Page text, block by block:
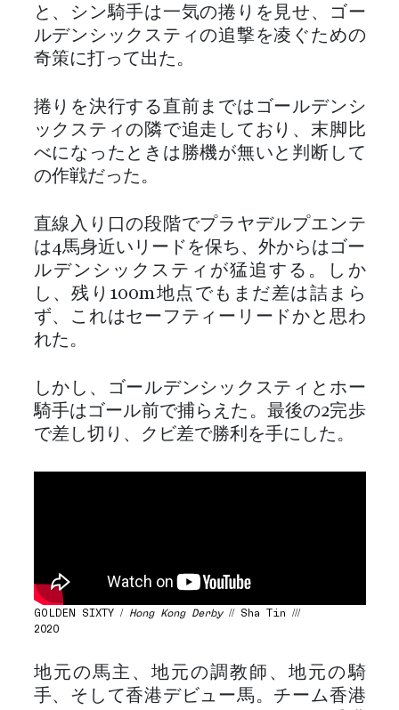
と、シン騎手は一気の捲りを見せ、ゴー
ルデンシックスティの追撃を凌ぐための
奇策に打って出た。
捲りを決行する直前まではゴールデンシ
ックスティの隣で追走しており、末脚比
べになったときは勝機が無いと判断して
の作戦だった。
直線入り口の段階でプラヤデルプエンテ
は4馬身近いリードを保ち、外からはゴー
ルデンシックスティが猛追する。しか
し、残り100m地点でもまだ差は詰まら
ず、これはセーフティーリードかと思わ
れた。
しかし、ゴールデンシックスティとホー
騎手はゴール前で捕らえた。最後の2完歩
で差し切り、クビ差で勝利を手にした。
GOLDEN SIXTY / Hong Kong Derby// Sha Tin ///
2020
地元の馬主、地元の調教師、地元の騎
手、そして香港デビュー馬。チーム香港